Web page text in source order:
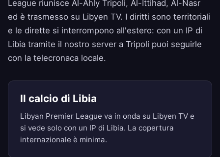
League riunisce Al-Ahly Tripoli, Al-Ittihad, Al-Nasr
ed è trasmesso su Libyen TV. I diritti sono territoriali
e le dirette si interrompono all'estero: con un IP di
Libia tramite il nostro server a Tripoli puoi seguirle
con la telecronaca locale.
Il calcio di Libia
Libyan Premier League va in onda su Libyen TV e
si vede solo con un IP di Libia. La copertura
internazionale è minima.